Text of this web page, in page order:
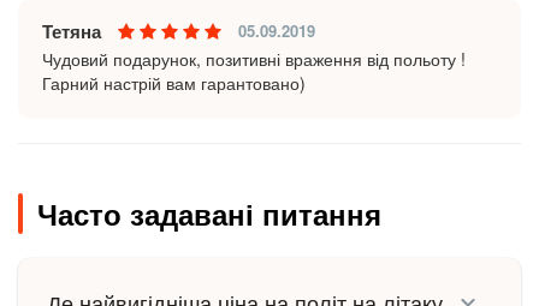
Тетяна 05.09.2019
Чудовий подарунок, позитивні враження від польоту !
Гарний настрій вам гарантовано)
Часто задавані питання